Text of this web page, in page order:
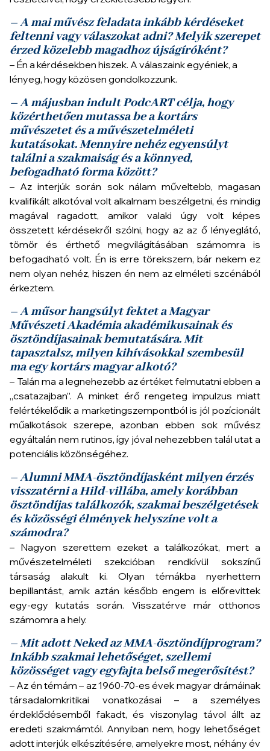
– A mai művész feladata inkább kérdéseket
feltenni vagy válaszokat adni? Melyik szerepet
érzed közelebb magadhoz újságíróként?
– Én a kérdésekben hiszek. A válaszaink egyéniek, a
lényeg, hogy közösen gondolkozzunk.
– A májusban indult PodcART célja, hogy
közérthetően mutassa be a kortárs
művészetet és a művészetelméleti
kutatásokat. Mennyire nehéz egyensúlyt
találni a szakmaiság és a könnyed,
befogadható forma között?
– Az interjúk során sok nálam műveltebb, magasan
kvalifikált alkotóval volt alkalmam beszélgetni, és mindig
magával ragadott, amikor valaki úgy volt képes
összetett kérdésekről szólni, hogy az az ő lényeglátó,
tömör és érthető megvilágításában számomra is
befogadható volt. Én is erre törekszem, bár nekem ez
nem olyan nehéz, hiszen én nem az elméleti szcénából
érkeztem.
– A műsor hangsúlyt fektet a Magyar
Művészeti Akadémia akadémikusainak és
ösztöndíjasainak bemutatására. Mit
tapasztalsz, milyen kihívásokkal szembesül
ma egy kortárs magyar alkotó?
– Talán ma a legnehezebb az értéket felmutatni ebben a
„csatazajban”. A minket érő rengeteg impulzus miatt
felértékelődik a marketingszempontból is jól pozícionált
műalkotások szerepe, azonban ebben sok művész
egyáltalán nem rutinos, így jóval nehezebben talál utat a
potenciális közönségéhez.
– Alumni MMA-ösztöndíjasként milyen érzés
visszatérni a Hild-villába, amely korábban
ösztöndíjas találkozók, szakmai beszélgetések
és közösségi élmények helyszíne volt a
számodra?
– Nagyon szerettem ezeket a találkozókat, mert a
művészetelméleti szekcióban rendkívül sokszínű
társaság alakult ki. Olyan témákba nyerhettem
bepillantást, amik aztán később engem is előrevittek
egy-egy kutatás során. Visszatérve már otthonos
számomra a hely.
– Mit adott Neked az MMA-ösztöndíjprogram?
Inkább szakmai lehetőséget, szellemi
közösséget vagy egyfajta belső megerősítést?
– Az én témám – az 1960-70-es évek magyar drámáinak
társadalomkritikai vonatkozásai – a személyes
érdeklődésemből fakadt, és viszonylag távol állt az
eredeti szakmámtól. Annyiban nem, hogy lehetőséget
adott interjúk elkészítésére, amelyekre most, néhány év